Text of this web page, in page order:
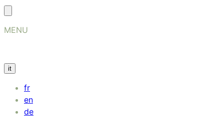
MENU
it
fr
en
de